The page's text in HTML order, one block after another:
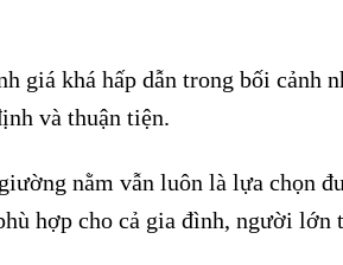
giá khá hấp dẫn trong bối cảnh
và thuận tiện.
nằm vẫn luôn là lựa chọn
hợp cho cả gia đình, người lớn